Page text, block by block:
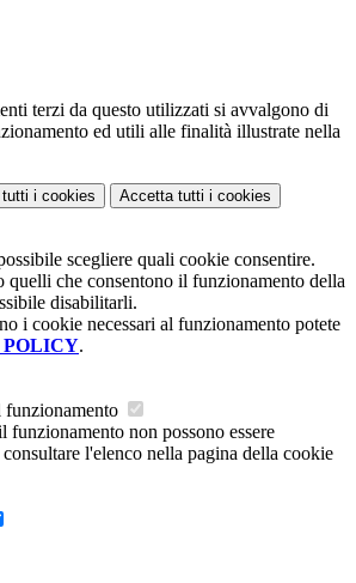
terzi da questo utilizzati si avvalgono di
ed utili alle finalità illustrate nella
tutti i cookies Accetta tutti i cookies
scegliere quali cookie consentire.
quelli che consentono il funzionamento della
disabilitarli.
i cookie necessari al funzionamento potete
POLICY.
funzionamento
funzionamento non possono essere
l'elenco nella pagina della cookie